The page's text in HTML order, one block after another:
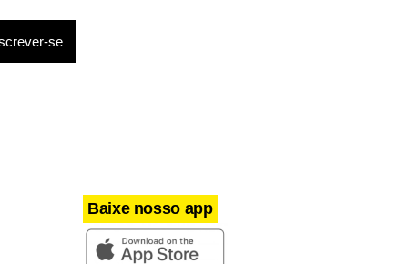
Baixe nosso app